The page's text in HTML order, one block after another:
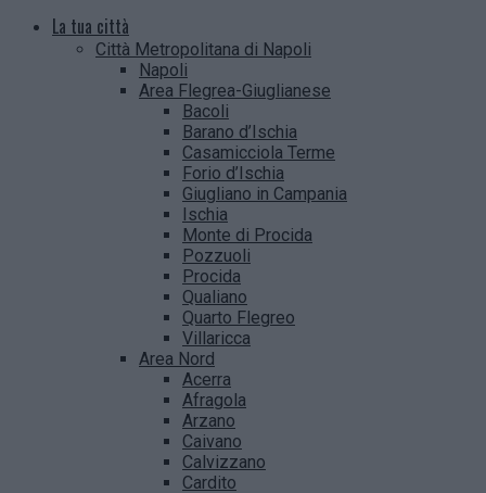
La tua città
Città Metropolitana di Napoli
Napoli
Area Flegrea-Giuglianese
Bacoli
Barano d’Ischia
Casamicciola Terme
Forio d’Ischia
Giugliano in Campania
Ischia
Monte di Procida
Pozzuoli
Procida
Qualiano
Quarto Flegreo
Villaricca
Area Nord
Acerra
Afragola
Arzano
Caivano
Calvizzano
Cardito